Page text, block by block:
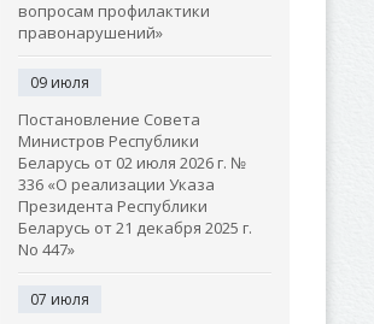
вопросам профилактики
правонарушений»
09 июля
Постановление Совета
Министров Республики
Беларусь от 02 июля 2026 г. №
336 «О реализации Указа
Президента Республики
Беларусь от 21 декабря 2025 г.
No 447»
07 июля